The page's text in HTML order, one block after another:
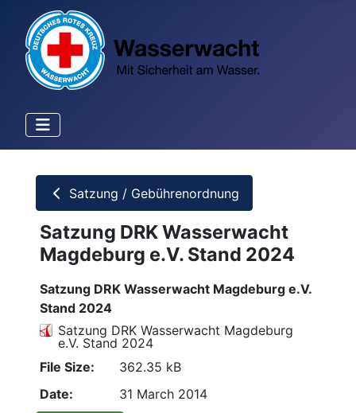
Satzung / Gebührenordnung
Satzung DRK Wasserwacht
Magdeburg e.V. Stand 2024
Satzung DRK Wasserwacht Magdeburg e.V.
Stand 2024
Satzung DRK Wasserwacht Magdeburg
e.V. Stand 2024
File Size:
362.35 kB
Date:
31 March 2014